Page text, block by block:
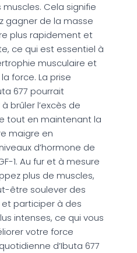
muscles. Cela signifie
gagner de la masse
plus rapidement et
ce qui est essentiel à
musculaire et
force. La prise
677 pourrait
brûler l’excès de
tout en maintenant la
maigre en
d’hormone de
1. Au fur et à mesure
plus de muscles,
être soulever des
participer à des
intenses, ce qui vous
votre force
d’Ibuta 677